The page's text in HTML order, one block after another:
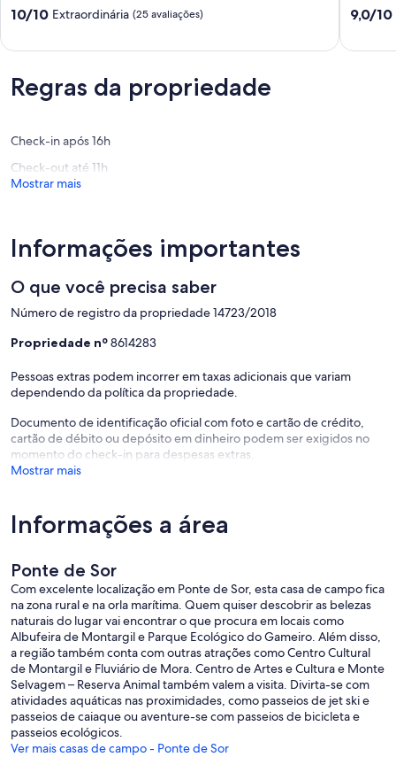
of
10.0
(25
avaliações)
10/10 Extraordinária (25 avaliações)
with
9.0
9,0/10
Regras da propriedade
Check-in após 16h
Check-out até 11h
Mostrar mais
Informações importantes
O que você precisa saber
Número de registro da propriedade 14723/2018
Propriedade nº8614283
Pessoas extras podem incorrer em taxas adicionais que variam
dependendo da política da propriedade.
Documento de identificação oficial com foto e cartão de crédito,
cartão de débito ou depósito em dinheiro podem ser exigidos no
momento do check-in para despesas extras.
Mostrar mais
Informações a área
Ponte de Sor
Com excelente localização em Ponte de Sor, esta casa de campo fica
na zona rural e na orla marítima. Quem quiser descobrir as belezas
naturais do lugar vai encontrar o que procura em locais como
Albufeira de Montargil e Parque Ecológico do Gameiro. Além disso,
a região também conta com outras atrações como Centro Cultural
de Montargil e Fluviário de Mora. Centro de Artes e Cultura e Monte
Selvagem – Reserva Animal também valem a visita. Divirta-se com
atividades aquáticas nas proximidades, como passeios de jet ski e
passeios de caiaque ou aventure-se com passeios de bicicleta e
passeios ecológicos.
Ver mais casas de campo - Ponte de Sor